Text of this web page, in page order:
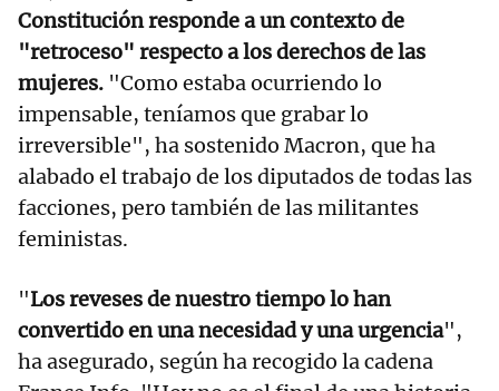
Constitución responde a un contexto de
"retroceso" respecto a los derechos de las
mujeres. "Como estaba ocurriendo lo
impensable, teníamos que grabar lo
irreversible", ha sostenido Macron, que ha
alabado el trabajo de los diputados de todas las
facciones, pero también de las militantes
feministas.
"Los reveses de nuestro tiempo lo han
convertido en una necesidad y una urgencia",
ha asegurado, según ha recogido la cadena